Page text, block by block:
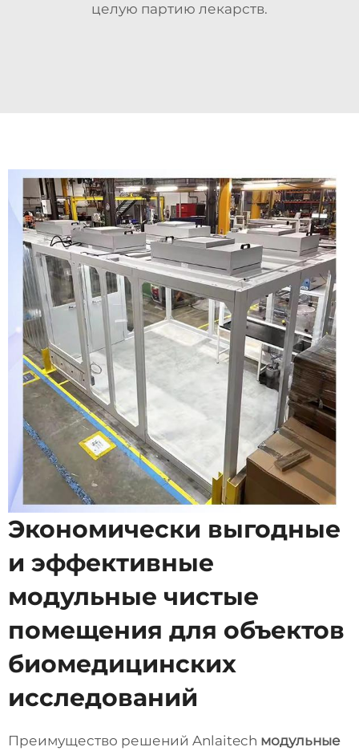
целую партию лекарств.
Экономически выгодные
и эффективные
модульные чистые
помещения для объектов
биомедицинских
исследований
Преимущество решений Anlaitech модульные